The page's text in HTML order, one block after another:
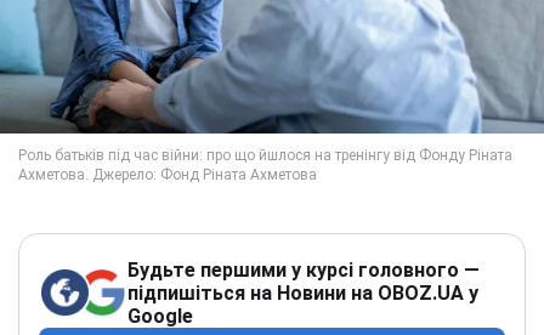
Будьте першими у курсі головного —
підпишіться на Новини на OBOZ.UA у
Google